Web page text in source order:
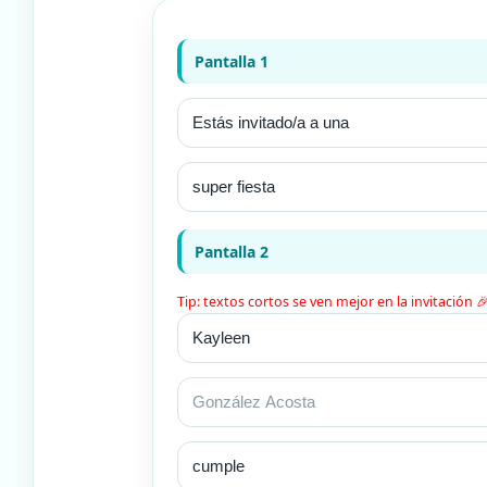
Pantalla 1
Pantalla 2
Tip: textos cortos se ven mejor en la invitación